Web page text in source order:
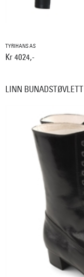
TYRIHANS AS
Kr 4024,-
LINN BUNADSTØVLETT